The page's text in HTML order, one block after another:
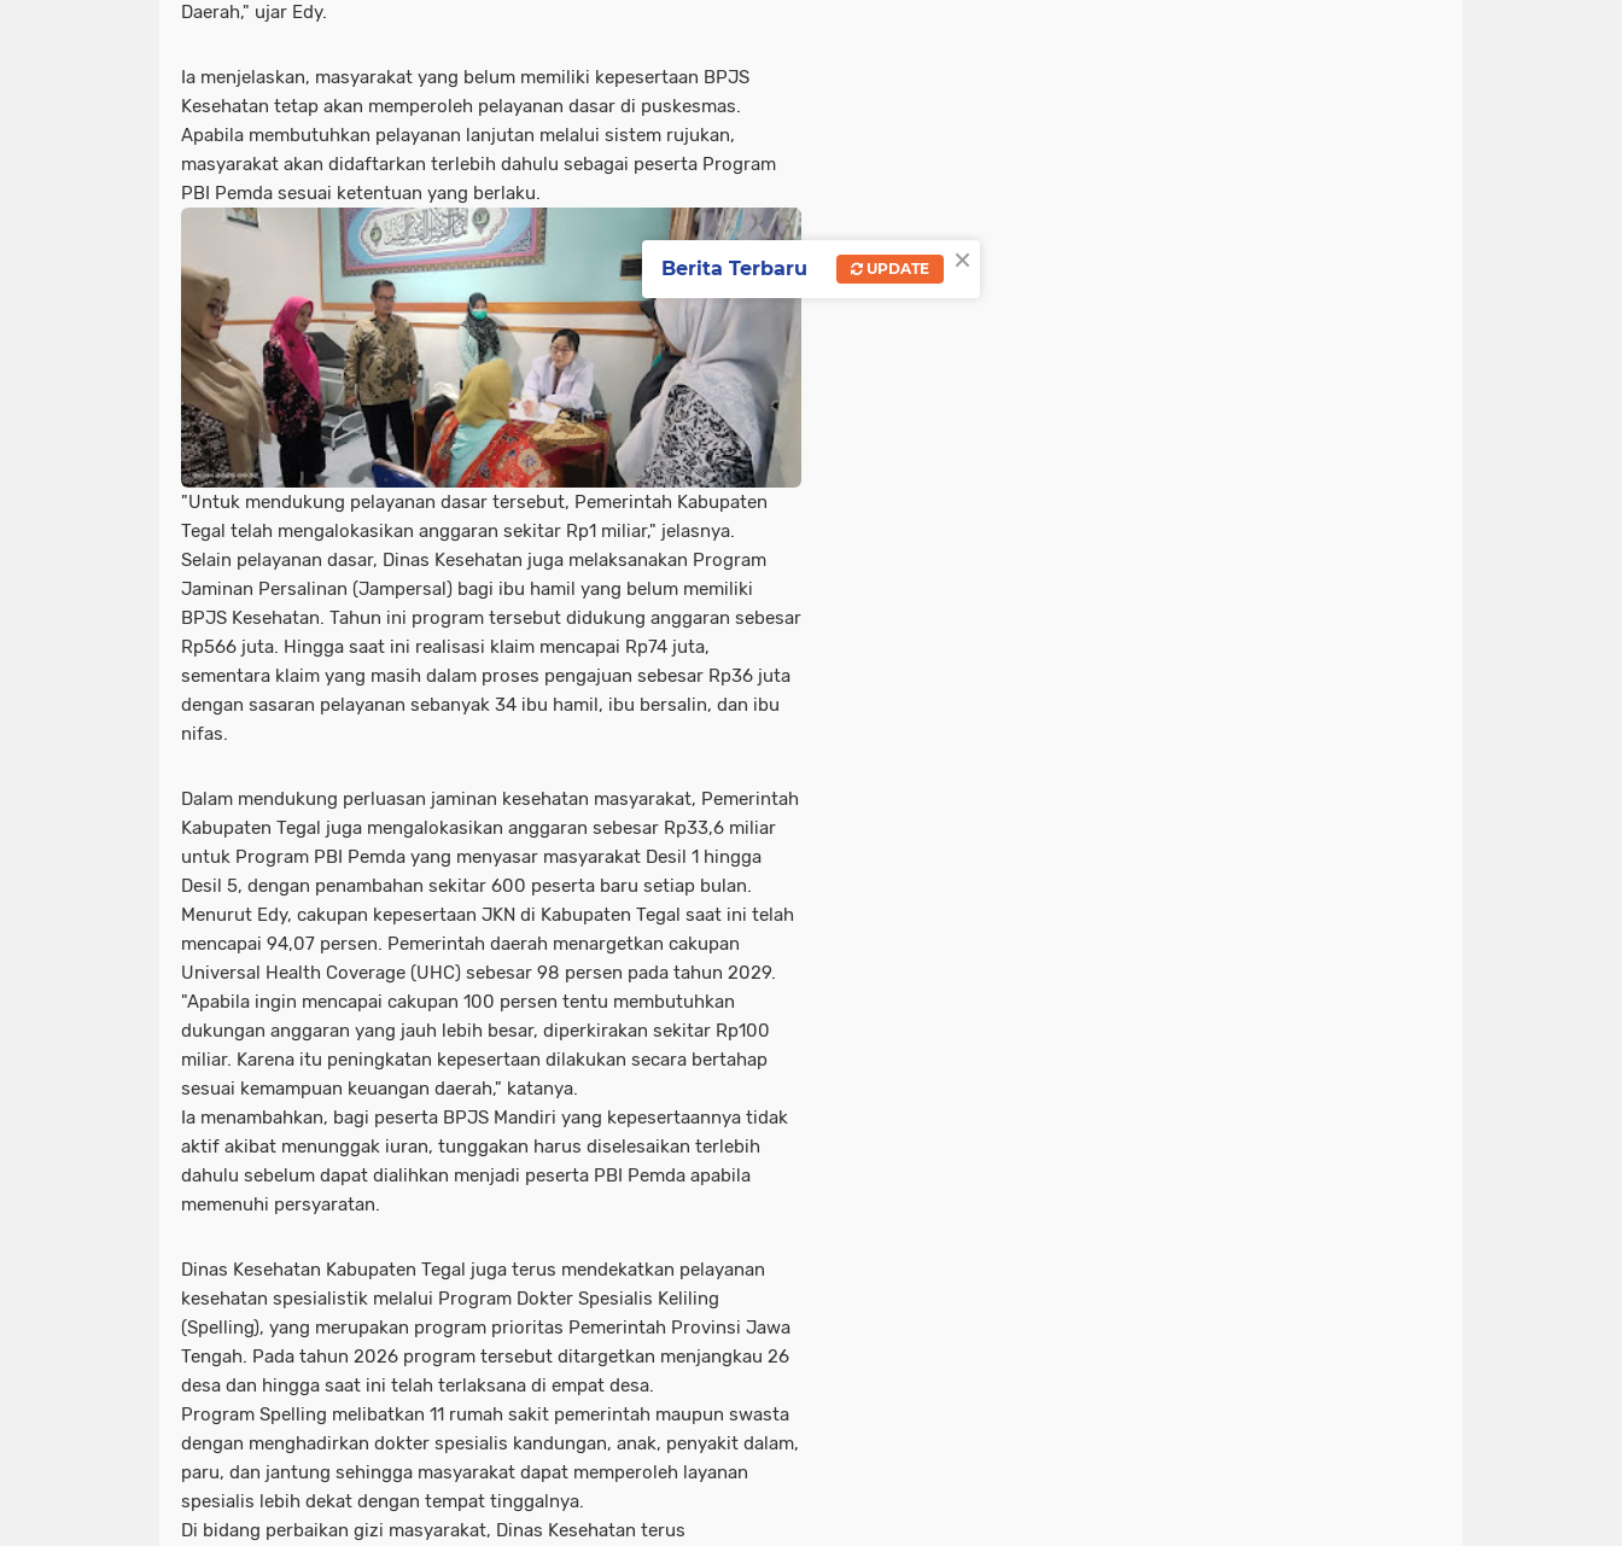
Daerah," ujar Edy.
Ia menjelaskan, masyarakat yang belum memiliki kepesertaan BPJS
Kesehatan tetap akan memperoleh pelayanan dasar di puskesmas.
Apabila membutuhkan pelayanan lanjutan melalui sistem rujukan,
masyarakat akan didaftarkan terlebih dahulu sebagai peserta Program
PBI Pemda sesuai ketentuan yang berlaku.
"Untuk mendukung pelayanan dasar tersebut, Pemerintah Kabupaten
Tegal telah mengalokasikan anggaran sekitar Rp1 miliar," jelasnya.
Selain pelayanan dasar, Dinas Kesehatan juga melaksanakan Program
Jaminan Persalinan (Jampersal) bagi ibu hamil yang belum memiliki
BPJS Kesehatan. Tahun ini program tersebut didukung anggaran sebesar
Rp566 juta. Hingga saat ini realisasi klaim mencapai Rp74 juta,
sementara klaim yang masih dalam proses pengajuan sebesar Rp36 juta
dengan sasaran pelayanan sebanyak 34 ibu hamil, ibu bersalin, dan ibu
nifas.
Dalam mendukung perluasan jaminan kesehatan masyarakat, Pemerintah
Kabupaten Tegal juga mengalokasikan anggaran sebesar Rp33,6 miliar
untuk Program PBI Pemda yang menyasar masyarakat Desil 1 hingga
Desil 5, dengan penambahan sekitar 600 peserta baru setiap bulan.
Menurut Edy, cakupan kepesertaan JKN di Kabupaten Tegal saat ini telah
mencapai 94,07 persen. Pemerintah daerah menargetkan cakupan
Universal Health Coverage (UHC) sebesar 98 persen pada tahun 2029.
"Apabila ingin mencapai cakupan 100 persen tentu membutuhkan
dukungan anggaran yang jauh lebih besar, diperkirakan sekitar Rp100
miliar. Karena itu peningkatan kepesertaan dilakukan secara bertahap
sesuai kemampuan keuangan daerah," katanya.
Ia menambahkan, bagi peserta BPJS Mandiri yang kepesertaannya tidak
aktif akibat menunggak iuran, tunggakan harus diselesaikan terlebih
dahulu sebelum dapat dialihkan menjadi peserta PBI Pemda apabila
memenuhi persyaratan.
Dinas Kesehatan Kabupaten Tegal juga terus mendekatkan pelayanan
kesehatan spesialistik melalui Program Dokter Spesialis Keliling
(Spelling), yang merupakan program prioritas Pemerintah Provinsi Jawa
Tengah. Pada tahun 2026 program tersebut ditargetkan menjangkau 26
desa dan hingga saat ini telah terlaksana di empat desa.
Program Spelling melibatkan 11 rumah sakit pemerintah maupun swasta
dengan menghadirkan dokter spesialis kandungan, anak, penyakit dalam,
paru, dan jantung sehingga masyarakat dapat memperoleh layanan
spesialis lebih dekat dengan tempat tinggalnya.
Di bidang perbaikan gizi masyarakat, Dinas Kesehatan terus
×
Berita Terbaru UPDATE